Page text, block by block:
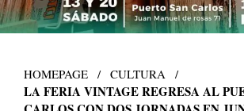
HOMEPAGE CULTURA
LA FERIA VINTAGE REGRESA AL